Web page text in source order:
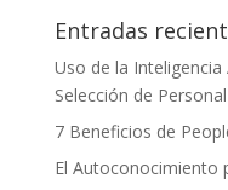
Entradas
Uso de la
Selección de Personal
7 Beneficios de
El Autoconocimiento